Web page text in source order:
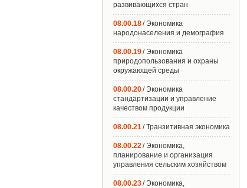
развивающихся стран
08.00.18/ Экономика
народонаселения и демография
08.00.19/ Экономика
природопользования и охраны
окружающей среды
08.00.20/ Экономика
стандартизации и управление
качеством продукции
08.00.21/ Транзитивная экономика
08.00.22/ Экономика,
планирование и организация
управления сельским хозяйством
08.00.23/ Экономика,